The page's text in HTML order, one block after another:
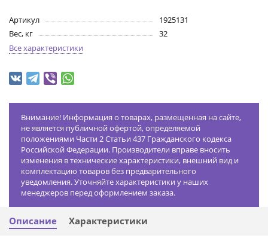
Артикул
1925131
Вес, кг
32
Все характеристики
Внимание! Информация о товарах, размещенная на сайте,
не является публичной офертой, определяемой
положениями Части 2 Статьи 437 Гражданского кодекса
Российской Федерации. Производители вправе вносить
изменения в технические характеристики, внешний вид и
комплектацию товаров без предварительного
уведомления. Уточняйте характеристики у наших
менеджеров перед оформлением заказа.
Описание Характеристики